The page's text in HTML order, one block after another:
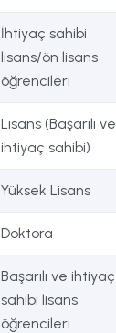
İhtiyaç sahibi
lisans/ön lisans
öğrencileri
Lisans (Başarılı ve
ihtiyaç sahibi)
Yüksek Lisans
Doktora
Başarılı ve ihtiyaç
sahibi lisans
öğrencileri